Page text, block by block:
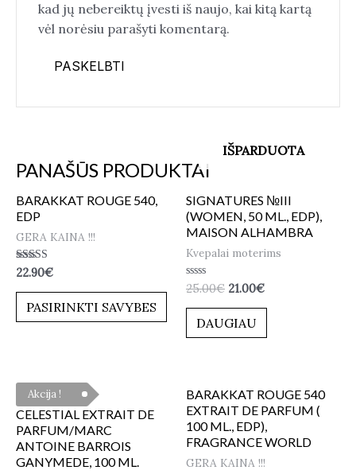
kad jų nebereiktų įvesti iš naujo, kai kitą kartą
vėl norėsiu parašyti komentarą.
PANAŠŪS PRODUKTAI
BARAKKAT ROUGE 540,
EDP
GERA KAINA !!!
Įvertinimas:
iš 5
22.90€
PASIRINKTI SAVYBES
IŠPARDUOTA
SIGNATURES №III
(WOMEN, 50 ML., EDP),
MAISON ALHAMBRA
Kvepalai moterims
Įvertinimas:
iš
25.00€ 21.00€
DAUGIAU
Akcija !
CELESTIAL EXTRAIT DE
PARFUM/MARC
ANTOINE BARROIS
GANYMEDE, 100 ML.
BARAKKAT ROUGE 540
EXTRAIT DE PARFUM (
100 ML., EDP),
FRAGRANCE WORLD
GERA KAINA !!!